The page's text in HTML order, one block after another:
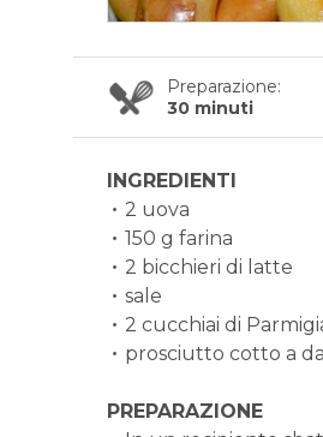
Preparazione:
30 minuti
INGREDIENTI
2 uova
150 g farina
2 bicchieri di latte
sale
2 cucchiai di
prosciutto cotto a
PREPARAZIONE